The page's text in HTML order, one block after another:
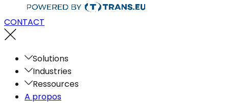
CONTACT
Solutions
Industries
Ressources
A propos